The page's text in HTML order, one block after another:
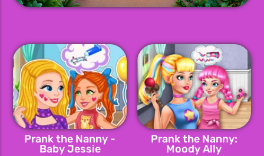
Prank the Nanny -
Baby Jessie
Prank the Nanny:
Moody Ally